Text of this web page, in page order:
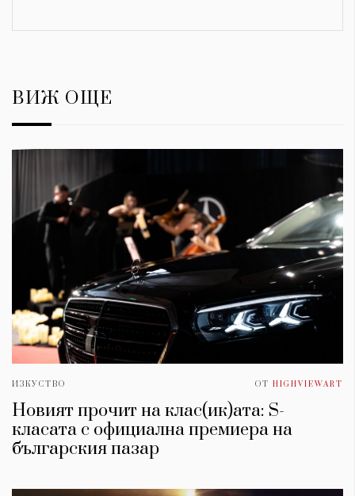
ВИЖ ОЩЕ
ИЗКУСТВО ОТ HIGHVIEWART
Новият прочит на клас(ик)ата: S-
класата с официална премиера на
българския пазар